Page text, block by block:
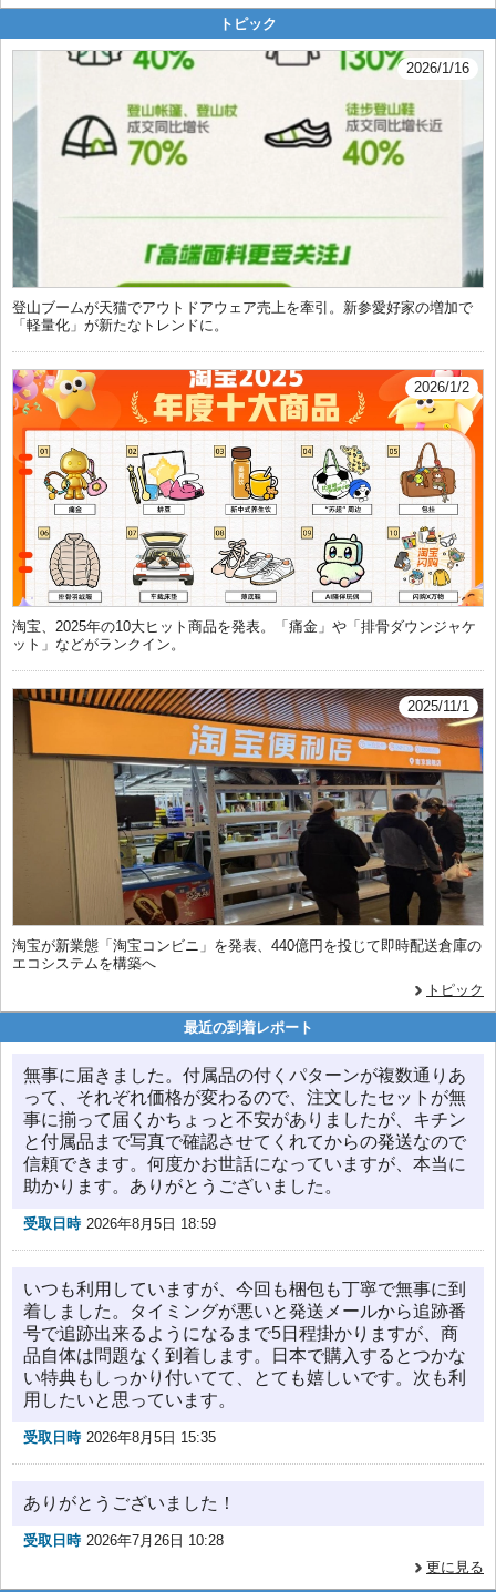
トピック
2026/1/16
登山ブームが天猫でアウトドアウェア売上を牽引。新参愛好家の増加で
「軽量化」が新たなトレンドに。
2026/1/2
淘宝、2025年の10大ヒット商品を発表。「痛金」や「排骨ダウンジャケ
ット」などがランクイン。
2025/11/1
淘宝が新業態「淘宝コンビニ」を発表、440億円を投じて即時配送倉庫の
エコシステムを構築へ
トピック
最近の到着レポート
無事に届きました。付属品の付くパターンが複数通りあ
って、それぞれ価格が変わるので、注文したセットが無
事に揃って届くかちょっと不安がありましたが、キチン
と付属品まで写真で確認させてくれてからの発送なので
信頼できます。何度かお世話になっていますが、本当に
助かります。ありがとうございました。
受取日時 2026年8月5日 18:59
いつも利用していますが、今回も梱包も丁寧で無事に到
着しました。タイミングが悪いと発送メールから追跡番
号で追跡出来るようになるまで5日程掛かりますが、商
品自体は問題なく到着します。日本で購入するとつかな
い特典もしっかり付いてて、とても嬉しいです。次も利
用したいと思っています。
受取日時 2026年8月5日 15:35
ありがとうございました！
受取日時 2026年7月26日 10:28
更に見る